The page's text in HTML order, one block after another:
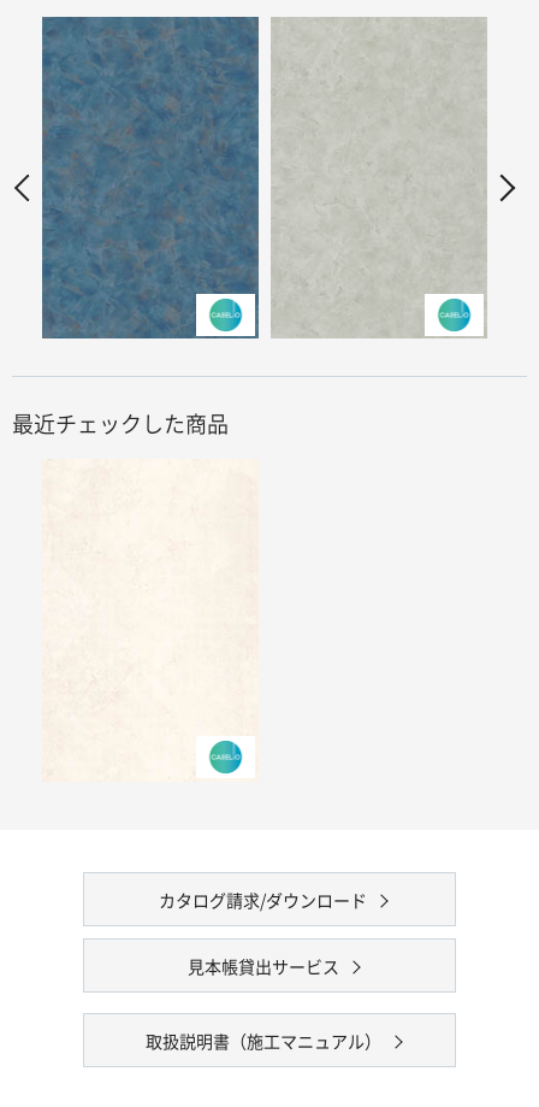
最近チェックした商品
カタログ請求/ダウンロード
見本帳貸出サービス
取扱説明書（施工マニュアル）